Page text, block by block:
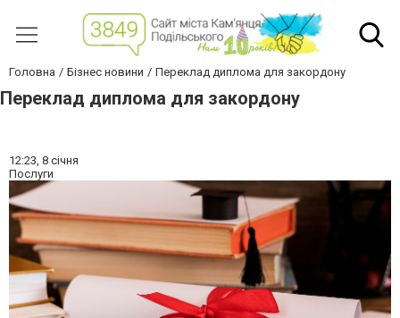
Головна Бізнес новини Переклад диплома для закордону
Переклад диплома для закордону
12:23, 8 січня
Послуги